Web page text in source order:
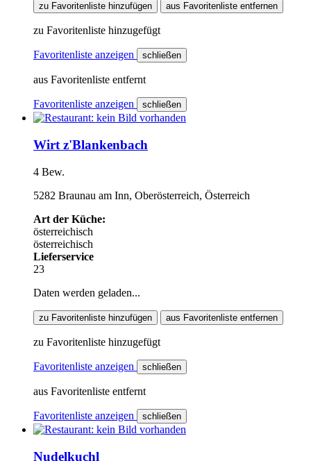
zu Favoritenliste hinzufügen aus Favoritenliste entfernen
zu Favoritenliste hinzugefügt
Favoritenliste anzeigen schließen
aus Favoritenliste entfernt
Favoritenliste anzeigen schließen
Wirt z'Blankenbach
4 Bew.
5282 Braunau am Inn, Oberösterreich, Österreich
Art der Küche:
österreichisch
österreichisch
Lieferservice
23
Daten werden geladen...
zu Favoritenliste hinzufügen aus Favoritenliste entfernen
zu Favoritenliste hinzugefügt
Favoritenliste anzeigen schließen
aus Favoritenliste entfernt
Favoritenliste anzeigen schließen
Nudelkuchl